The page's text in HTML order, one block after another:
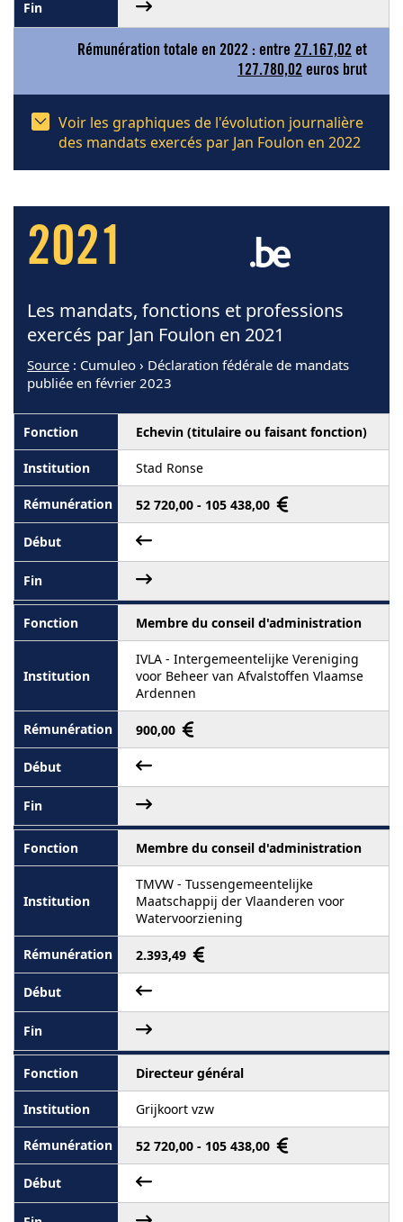
Rémunération totale en 2022 : entre 27.167,02 et
127.780,02 euros brut
Voir les graphiques de l'évolution journalière
des mandats exercés par Jan Foulon en 2022
2021
Les mandats, fonctions et professions
exercés par Jan Foulon en 2021
Source : Cumuleo › Déclaration fédérale de mandats
publiée en février 2023
Echevin (titulaire ou faisant fonction)
Stad Ronse
52 720,00 - 105 438,00
Membre du conseil d'administration
IVLA - Intergemeentelijke Vereniging
voor Beheer van Afvalstoffen Vlaamse
Ardennen
900,00
Membre du conseil d'administration
TMVW - Tussengemeentelijke
Maatschappij der Vlaanderen voor
Watervoorziening
2.393,49
Directeur général
Grijkoort vzw
52 720,00 - 105 438,00